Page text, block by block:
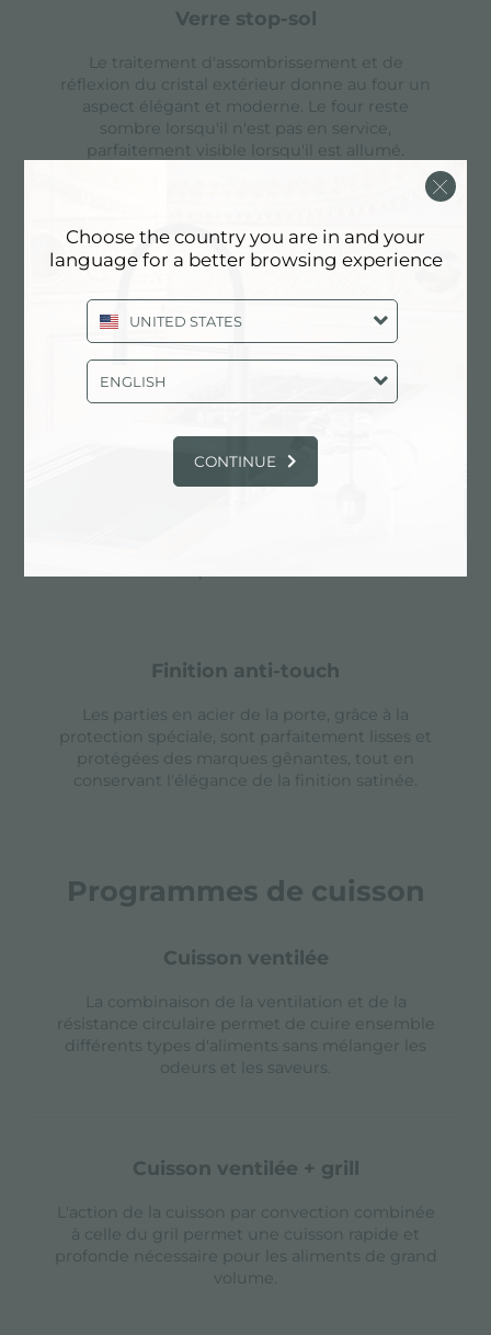
verre stop-sol
Le traitement d'assombrissement et de
réflexion du cristal extérieur donne au four un
aspect élégant et moderne. Le four reste
sombre lorsqu'il n'est pas en service,
parfaitement visible lorsqu'il est allumé.
dégivrage automatique
Il est possible de décongeler non seulement en
fixant l'heure, mais aussi le type et le poids des
aliments.
ventilation tangentielle
La ventilation spéciale crée un flux d'air entre le
finition anti-touch
Les parties en acier de la porte, grâce à la
protection spéciale, sont parfaitement lisses et
protégées des marques gênantes, tout en
conservant l'élégance de la finition satinée.
Programmes de cuisson
cuisson ventilée
La combinaison de la ventilation et de la
résistance circulaire permet de cuire ensemble
différents types d'aliments sans mélanger les
odeurs et les saveurs.
cuisson ventilée + grill
L'action de la cuisson par convection combinée
à celle du gril permet une cuisson rapide et
profonde nécessaire pour les aliments de grand
volume.
Choose the country you are in and your
language for a better browsing experience
UNITED STATES
ENGLISH
CONTINUE